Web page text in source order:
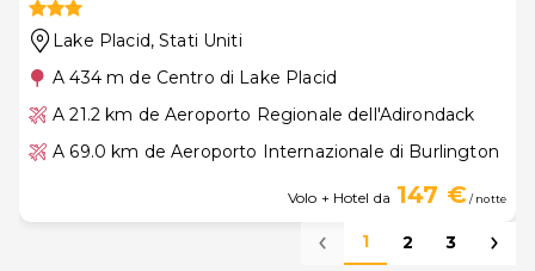
Lake Placid, Stati Uniti
A 434 m de Centro di Lake Placid
A 21.2 km de Aeroporto Regionale dell'Adirondack
A 69.0 km de Aeroporto Internazionale di Burlington
Volo + Hotel da 147 €/ notte
1 2 3